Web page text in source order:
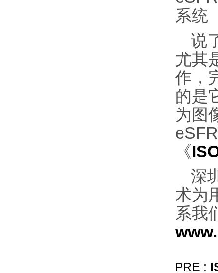
系统
说
尤其
作，
的是
为图
《
深
术为
系我
PRE :